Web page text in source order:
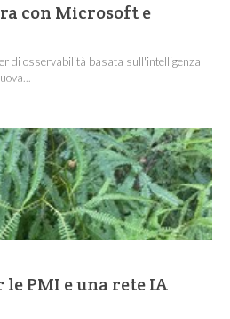
con Microsoft e
di osservabilità basata sull'intelligenza
PMI e una rete IA